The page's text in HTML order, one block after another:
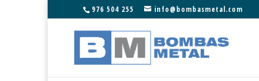
976 504 255 info@bombasmetal.com